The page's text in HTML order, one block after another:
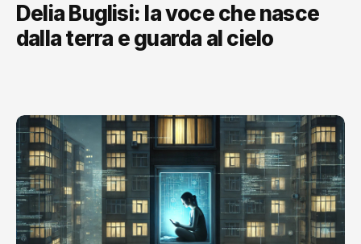
Delia Buglisi: la voce che nasce
dalla terra e guarda al cielo